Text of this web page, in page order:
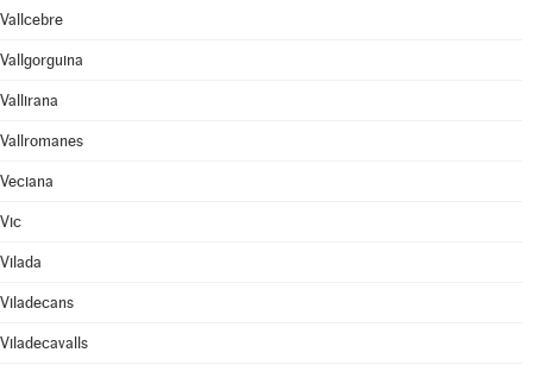
Vallcebre
Vallgorguina
Vallirana
Vallromanes
Veciana
Vic
Vilada
Viladecans
Viladecavalls